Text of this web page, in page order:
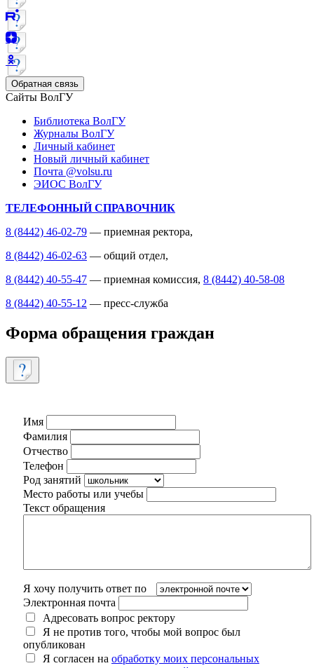
Обратная связь
Сайты ВолГУ
Библиотека ВолГУ
Журналы ВолГУ
Личный кабинет
Новый личный кабинет
Почта @volsu.ru
ЭИОС ВолГУ
ТЕЛЕФОННЫЙ СПРАВОЧНИК
8 (8442) 46-02-79 — приемная ректора,
8 (8442) 46-02-63 — общий отдел,
8 (8442) 40-55-47 — приемная комиссия, 8 (8442) 40-58-08
8 (8442) 40-55-12 — пресс-служба
Форма обращения граждан
Имя
Фамилия
Отчество
Телефон
Род занятий
Место работы или учебы
Текст обращения
Я хочу получить ответ по
Электронная почта
Адресовать вопрос ректору
Я не против того, чтобы мой вопрос был
опубликован
Я согласен на обработку моих персональных